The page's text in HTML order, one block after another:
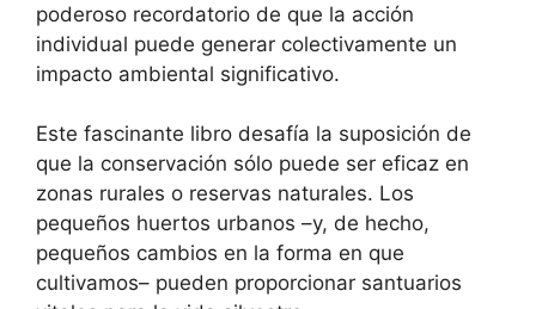
poderoso recordatorio de que la acción
individual puede generar colectivamente un
impacto ambiental significativo.
Este fascinante libro desafía la suposición de
que la conservación sólo puede ser eficaz en
zonas rurales o reservas naturales. Los
pequeños huertos urbanos –y, de hecho,
pequeños cambios en la forma en que
cultivamos– pueden proporcionar santuarios